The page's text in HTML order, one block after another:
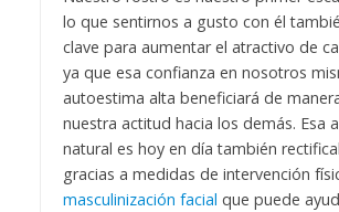
lo que sentirnos a gusto con él
clave para aumentar el atractivo de
ya que esa confianza en nosotros
autoestima alta beneficiará de
nuestra actitud hacia los demás. Esa
natural es hoy en día también
gracias a medidas de intervención
masculinización facial que puede